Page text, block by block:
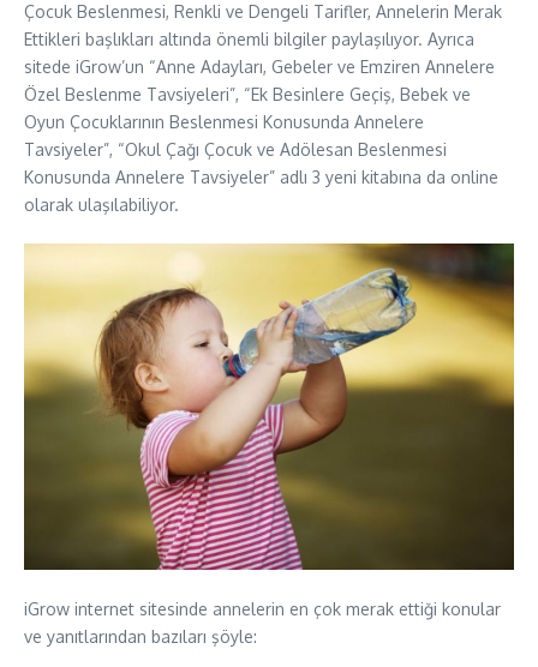
Çocuk Beslenmesi, Renkli ve Dengeli Tarifler, Annelerin Merak
Ettikleri başlıkları altında önemli bilgiler paylaşılıyor. Ayrıca
sitede iGrow’un “Anne Adayları, Gebeler ve Emziren Annelere
Özel Beslenme Tavsiyeleri”, “Ek Besinlere Geçiş, Bebek ve
Oyun Çocuklarının Beslenmesi Konusunda Annelere
Tavsiyeler”, “Okul Çağı Çocuk ve Adölesan Beslenmesi
Konusunda Annelere Tavsiyeler” adlı 3 yeni kitabına da online
olarak ulaşılabiliyor.
iGrow internet sitesinde annelerin en çok merak ettiği konular
ve yanıtlarından bazıları şöyle: